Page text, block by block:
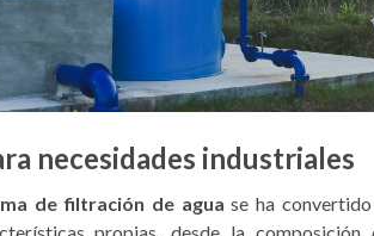
necesidades industriales
de filtración de agua se ha
propias, desde la